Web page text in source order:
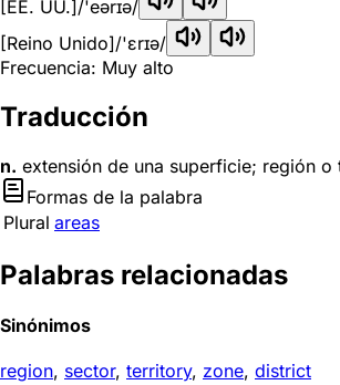
[EE. UU.]/'eərɪə/
[Reino Unido]/'ɛrɪə/
Frecuencia: Muy alto
Traducción
n. extensión de una superficie; región
Formas de la palabra
Plural areas
Palabras relacionadas
Sinónimos
region, sector, territory, zone, district